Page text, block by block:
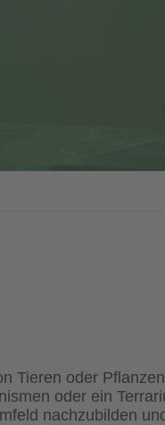
Tieren oder
oder ein
nachzubilden